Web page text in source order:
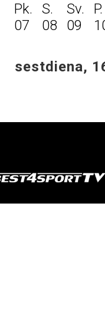
Pk.
07
S.
08
Sv.
09
P.
sestdiena,